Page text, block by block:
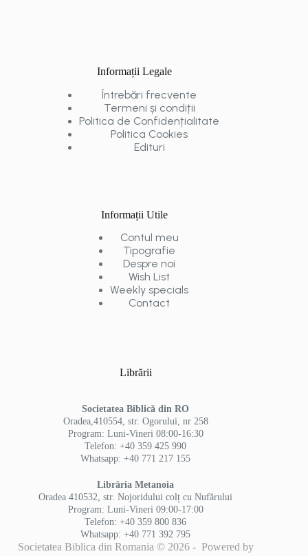
Informații Legale
Întrebări frecvente
Termeni și condiții
Politica de Confidențialitate
Politica Cookies
Edituri
Informații Utile
Contul meu
Tipografie
Despre noi
Wish List
Weekly specials
Contact
Librării
Societatea Biblică din RO
Oradea,410554, str. Ogorului, nr 258
Program: Luni-Vineri 08:00-16:30
Telefon: +40 359 425 990
Whatsapp: +40 771 217 155
Librăria Metanoia
Oradea 410532, str. Nojoridului colț cu Nufărului
Program: Luni-Vineri 09:00-17:00
Telefon: +40 359 800 836
Whatsapp: +40 771 392 795
Societatea Biblica din Romania © 2026 - Powered by